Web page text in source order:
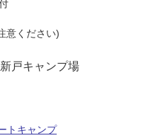
意ください)
戸キャンプ場
トキャンプ